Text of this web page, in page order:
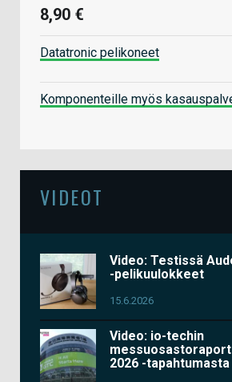
8,90 €
Datatronic pelikoneet
Komponenteille myös
VIDEOT
Video: Testissä
-pelikuulokkeet
15.6.2026
Video: io-techin
2026 -tapahtumasta